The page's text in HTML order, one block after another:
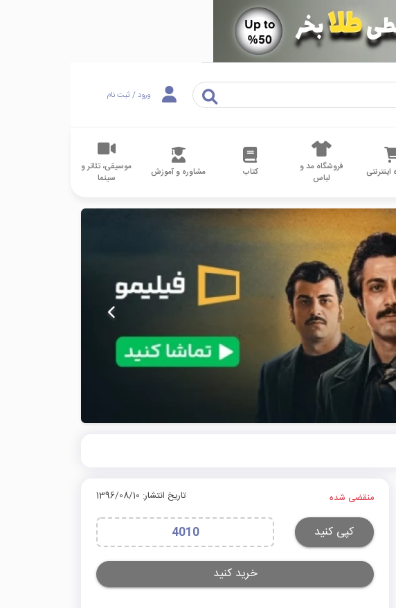
ورود / ثبت نام
فروشگاه مد و
لباس
کتاب مشاوره و آموزش
موسیقی، تئاتر و
سینما
منقضی شده تاریخ انتشار: 1396/08/10
کپی کنید 4010
خرید کنید